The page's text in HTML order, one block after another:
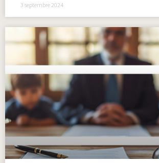
3 septembre 2024